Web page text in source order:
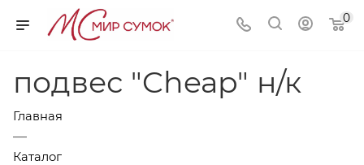
0
подвес "Cheap" н/к
Главная
—
Каталог